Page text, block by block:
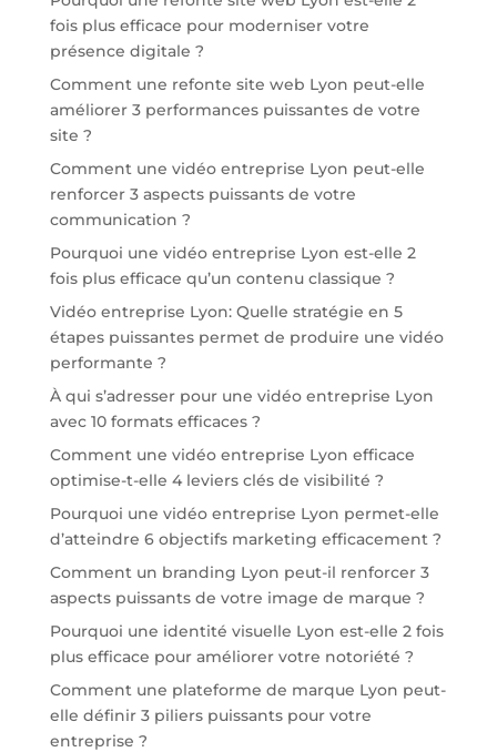
fois plus efficace pour moderniser votre
présence digitale ?
Comment une refonte site web Lyon peut-elle
améliorer 3 performances puissantes de votre
site ?
Comment une vidéo entreprise Lyon peut-elle
renforcer 3 aspects puissants de votre
communication ?
Pourquoi une vidéo entreprise Lyon est-elle 2
fois plus efficace qu’un contenu classique ?
Vidéo entreprise Lyon: Quelle stratégie en 5
étapes puissantes permet de produire une vidéo
performante ?
À qui s’adresser pour une vidéo entreprise Lyon
avec 10 formats efficaces ?
Comment une vidéo entreprise Lyon efficace
optimise-t-elle 4 leviers clés de visibilité ?
Pourquoi une vidéo entreprise Lyon permet-elle
d’atteindre 6 objectifs marketing efficacement ?
Comment un branding Lyon peut-il renforcer 3
aspects puissants de votre image de marque ?
Pourquoi une identité visuelle Lyon est-elle 2 fois
plus efficace pour améliorer votre notoriété ?
Comment une plateforme de marque Lyon peut-
elle définir 3 piliers puissants pour votre
entreprise ?